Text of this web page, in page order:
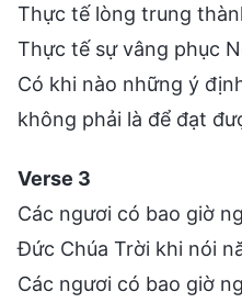
Thực tế lòng trung
Thực tế sự vâng phục
Có khi nào những ý
không phải là để đạt
Verse 3
Các ngươi có bao giờ
Đức Chúa Trời khi nói
Các ngươi có bao giờ